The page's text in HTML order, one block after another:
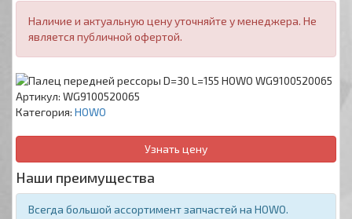
Наличие и актуальную цену уточняйте у менеджера. Не
является публичной офертой.
Артикул: WG9100520065
Категория: HOWO
Узнать цену
Наши преимущества
Всегда большой ассортимент запчастей на HOWO.